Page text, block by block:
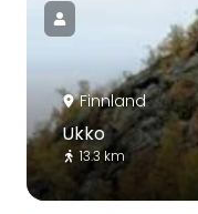
Finnland
Ukko
13.3 km